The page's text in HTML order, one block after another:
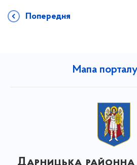
Попередня
Мапа
Дарницька районна